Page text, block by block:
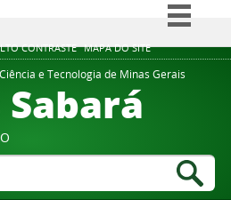
CONTRASTE MAPA DO SITE
Simplifique!
Comunica BR
Participe
Legislação
e Tecnologia de Minas Gerais